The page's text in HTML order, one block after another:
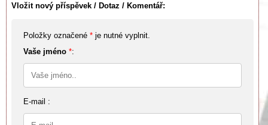
Vložit nový příspěvek / Dotaz / Komentář:
Položky označené * je nutné vyplnit.
Vaše jméno *:
E-mail :